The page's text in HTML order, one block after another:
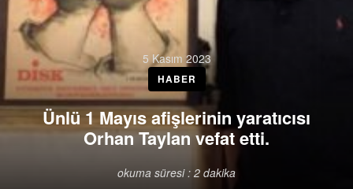
5 Kasım 2023
HABER
Ünlü 1 Mayıs afişlerinin yaratıcısı
Orhan Taylan vefat etti.
okuma süresi : 2 dakika